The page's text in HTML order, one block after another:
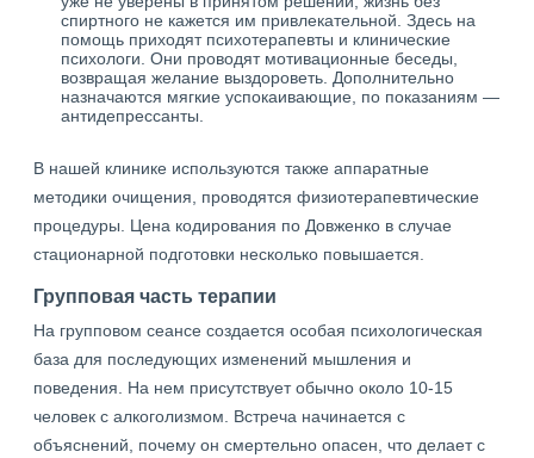
спиртного не кажется им привлекательной. Здесь на
помощь приходят психотерапевты и клинические
психологи. Они проводят мотивационные беседы,
возвращая желание выздороветь. Дополнительно
назначаются мягкие успокаивающие, по показаниям —
антидепрессанты.
В нашей клинике используются также аппаратные
методики очищения, проводятся физиотерапевтические
процедуры. Цена кодирования по Довженко в случае
стационарной подготовки несколько повышается.
Групповая часть терапии
На групповом сеансе создается особая психологическая
база для последующих изменений мышления и
поведения. На нем присутствует обычно около 10-15
человек с алкоголизмом. Встреча начинается с
объяснений, почему он смертельно опасен, что делает с